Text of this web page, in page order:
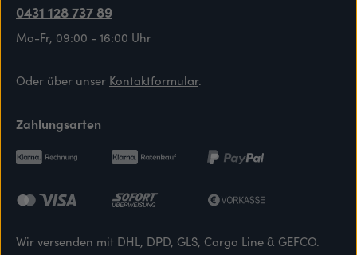
0431 128 737 89
Mo-Fr, 09:00 - 16:00 Uhr
Oder über unser Kontaktformular.
Zahlungsarten
Wir versenden mit DHL, DPD, GLS, Cargo Line & GEFCO.